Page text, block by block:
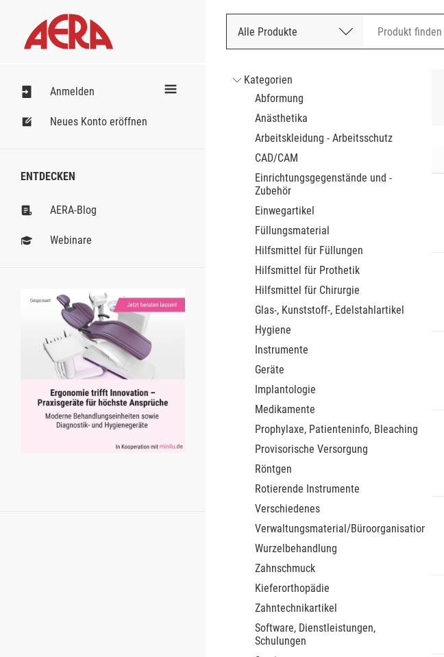
Alle Produkte
Nach Bestellnummer
Anmelden
Neues Konto eröffnen
ENTDECKEN
AERA-Blog
Webinare
Gesponsert
Kategorien
Abformung
Anästhetika
Arbeitskleidung - Arbeitsschutz
CAD/CAM
Einrichtungsgegenstände und -
Zubehör
Einwegartikel
Füllungsmaterial
Hilfsmittel für Füllungen
Hilfsmittel für Prothetik
Hilfsmittel für Chirurgie
Glas-, Kunststoff-, Edelstahlartikel
Hygiene
Instrumente
Geräte
Implantologie
Medikamente
Prophylaxe, Patienteninfo, Bleaching
Provisorische Versorgung
Röntgen
Rotierende Instrumente
Verschiedenes
Verwaltungsmaterial/Büroorganisation
Wurzelbehandlung
Zahnschmuck
Kieferorthopädie
Zahntechnikartikel
Software, Dienstleistungen,
Schulungen